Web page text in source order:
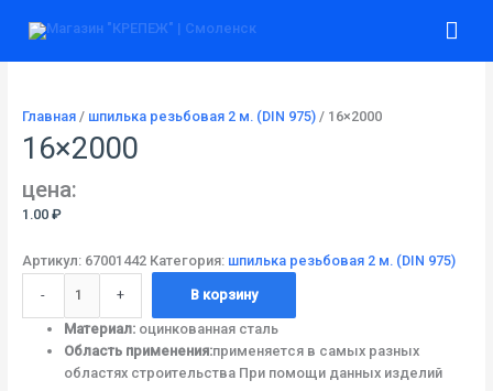
Главная/ шпилька резьбовая 2 м. (DIN 975)/ 16×2000
16×2000
цена:
1.00 ₽
Артикул: 67001442 Категория: шпилька резьбовая 2 м. (DIN 975)
-
товара
+ В корзину
Материал:оцинкованная сталь
Область применения:применяется в самых разных
областях строительства При помощи данных изделий